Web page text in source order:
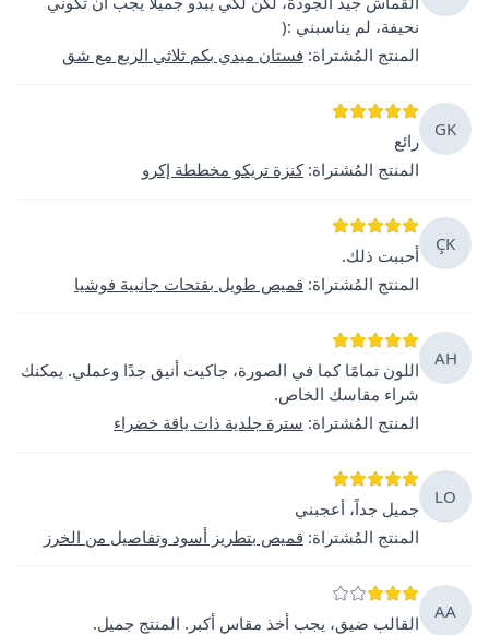
نحيفة، لم يناسبني :(
المنتج المُشتراة: فستان ميدي بكم ثلاثي الربع مع شق
GK
رائع
المنتج المُشتراة: كنزة تريكو مخططة إكرو
ÇK
أحببت ذلك.
المنتج المُشتراة: قميص طويل بفتحات جانبية فوشيا
AH
اللون تمامًا كما في الصورة، جاكيت أنيق جدًا وعملي. يمكنك
شراء مقاسك الخاص.
المنتج المُشتراة: سترة جلدية ذات ياقة خضراء
LO
جميل جداً، أعجبني
المنتج المُشتراة: قميص بتطريز أسود وتفاصيل من الخرز
AA
القالب ضيق، يجب أخذ مقاس أكبر. المنتج جميل.